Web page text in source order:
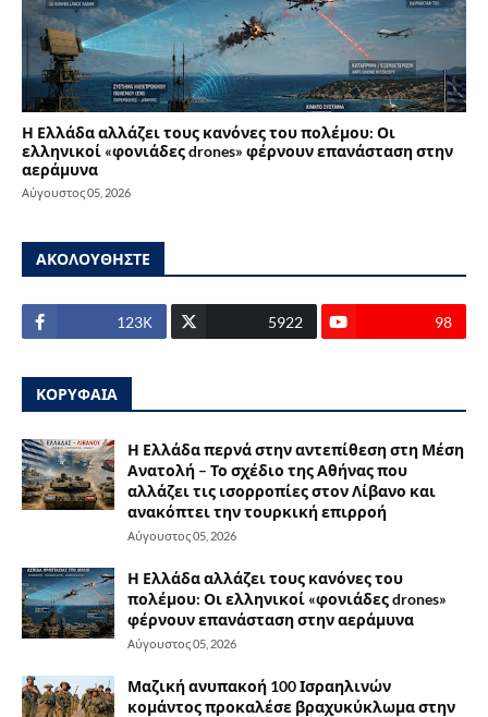
Η Ελλάδα αλλάζει τους κανόνες του πολέμου: Οι
ελληνικοί «φονιάδες drones» φέρνουν επανάσταση στην
αεράμυνα
Αύγουστος 05, 2026
ΑΚΟΛΟΥΘΗΣΤΕ
123Κ 5922 98
ΚΟΡΥΦΑΙΑ
Η Ελλάδα περνά στην αντεπίθεση στη Μέση
Ανατολή – Το σχέδιο της Αθήνας που
αλλάζει τις ισορροπίες στον Λίβανο και
ανακόπτει την τουρκική επιρροή
Αύγουστος 05, 2026
Η Ελλάδα αλλάζει τους κανόνες του
πολέμου: Οι ελληνικοί «φονιάδες drones»
φέρνουν επανάσταση στην αεράμυνα
Αύγουστος 05, 2026
Μαζική ανυπακοή 100 Ισραηλινών
κομάντος προκαλέσε βραχυκύκλωμα στην